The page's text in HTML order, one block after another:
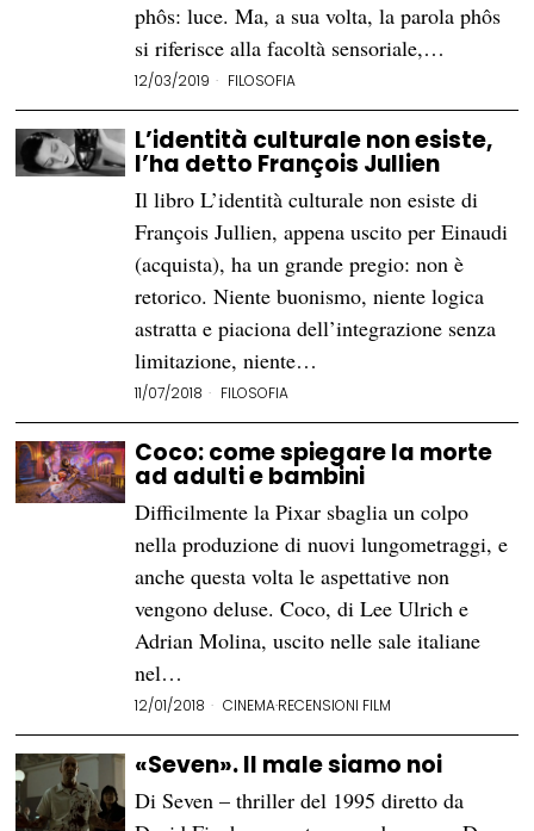
phôs: luce. Ma, a sua volta, la parola phôs
si riferisce alla facoltà sensoriale,…
12/03/2019 FILOSOFIA
L’identità culturale non esiste,
l’ha detto François Jullien
Il libro L’identità culturale non esiste di
François Jullien, appena uscito per Einaudi
(acquista), ha un grande pregio: non è
retorico. Niente buonismo, niente logica
astratta e piaciona dell’integrazione senza
limitazione, niente…
11/07/2018 FILOSOFIA
Coco: come spiegare la morte
ad adulti e bambini
Difficilmente la Pixar sbaglia un colpo
nella produzione di nuovi lungometraggi, e
anche questa volta le aspettative non
vengono deluse. Coco, di Lee Ulrich e
Adrian Molina, uscito nelle sale italiane
nel…
12/01/2018 CINEMA·RECENSIONI FILM
«Seven». Il male siamo noi
Di Seven – thriller del 1995 diretto da